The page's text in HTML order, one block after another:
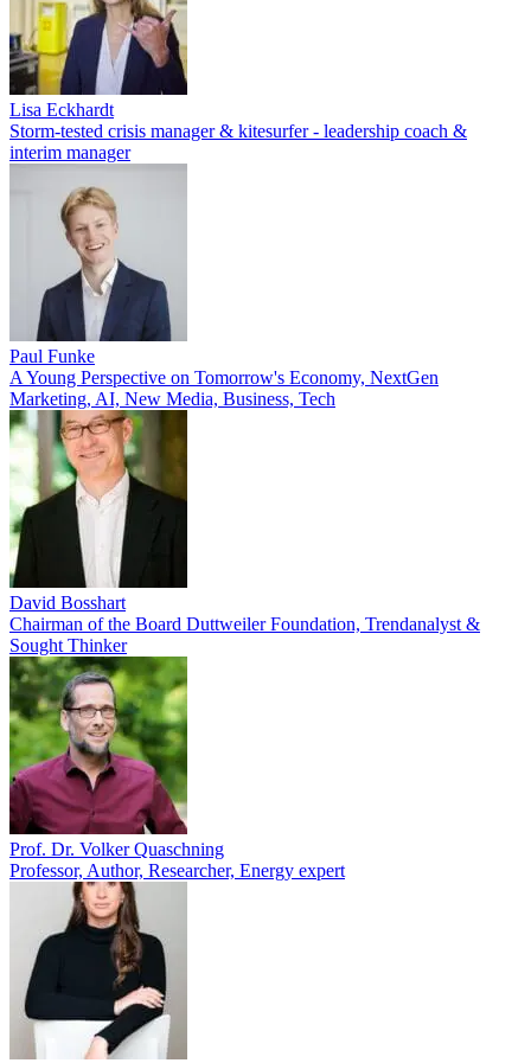
Lisa Eckhardt
Storm-tested crisis manager & kitesurfer - leadership coach &
interim manager
Paul Funke
A Young Perspective on Tomorrow's Economy, NextGen
Marketing, AI, New Media, Business, Tech
David Bosshart
Chairman of the Board Duttweiler Foundation, Trendanalyst &
Sought Thinker
Prof. Dr. Volker Quaschning
Professor, Author, Researcher, Energy expert